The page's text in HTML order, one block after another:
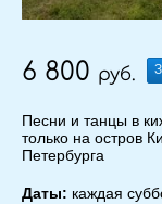
6 800 руб.
Песни и танцы в
только на остров
Петербурга
Даты: каждая